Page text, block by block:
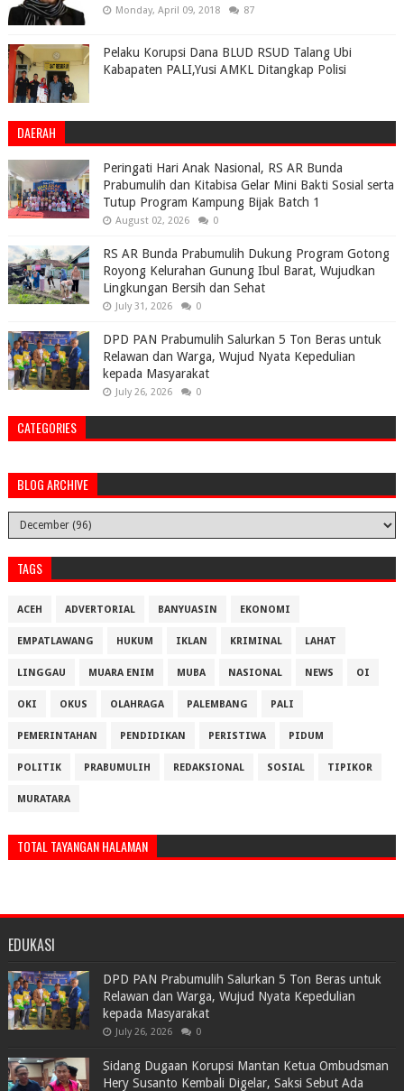
Monday, April 09, 2018 87
Pelaku Korupsi Dana BLUD RSUD Talang Ubi
Kabapaten PALI,Yusi AMKL Ditangkap Polisi
DAERAH
Peringati Hari Anak Nasional, RS AR Bunda
Prabumulih dan Kitabisa Gelar Mini Bakti Sosial serta
Tutup Program Kampung Bijak Batch 1
August 02, 2026 0
RS AR Bunda Prabumulih Dukung Program Gotong
Royong Kelurahan Gunung Ibul Barat, Wujudkan
Lingkungan Bersih dan Sehat
July 31, 2026 0
DPD PAN Prabumulih Salurkan 5 Ton Beras untuk
Relawan dan Warga, Wujud Nyata Kepedulian
kepada Masyarakat
July 26, 2026 0
CATEGORIES
BLOG ARCHIVE
TAGS
ACEH ADVERTORIAL BANYUASIN EKONOMI
EMPATLAWANG HUKUM IKLAN KRIMINAL LAHAT
LINGGAU MUARA ENIM MUBA NASIONAL NEWS OI
OKI OKUS OLAHRAGA PALEMBANG PALI
PEMERINTAHAN PENDIDIKAN PERISTIWA PIDUM
POLITIK PRABUMULIH REDAKSIONAL SOSIAL TIPIKOR
MURATARA
TOTAL TAYANGAN HALAMAN
EDUKASI
DPD PAN Prabumulih Salurkan 5 Ton Beras untuk
Relawan dan Warga, Wujud Nyata Kepedulian
kepada Masyarakat
July 26, 2026 0
Sidang Dugaan Korupsi Mantan Ketua Ombudsman
Hery Susanto Kembali Digelar, Saksi Sebut Ada